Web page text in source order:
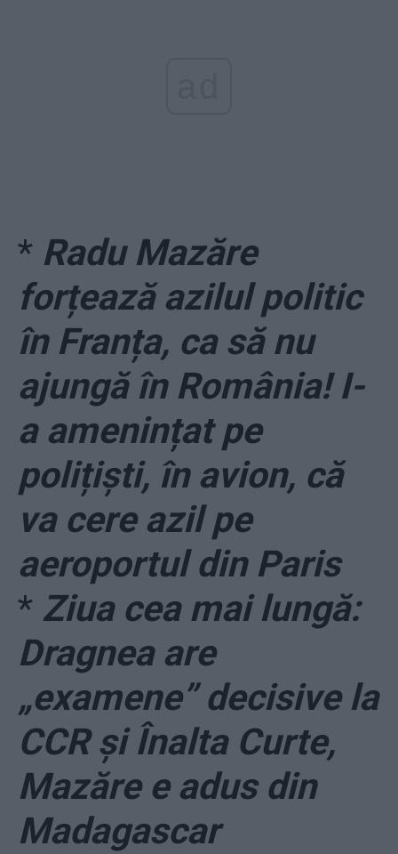
* Radu Mazăre
forțează azilul politic
în Franța, ca să nu
ajungă în România! I-
a amenințat pe
polițiști, în avion, că
va cere azil pe
aeroportul din Paris
* Ziua cea mai lungă:
Dragnea are
„examene” decisive la
CCR și Înalta Curte,
Mazăre e adus din
Madagascar